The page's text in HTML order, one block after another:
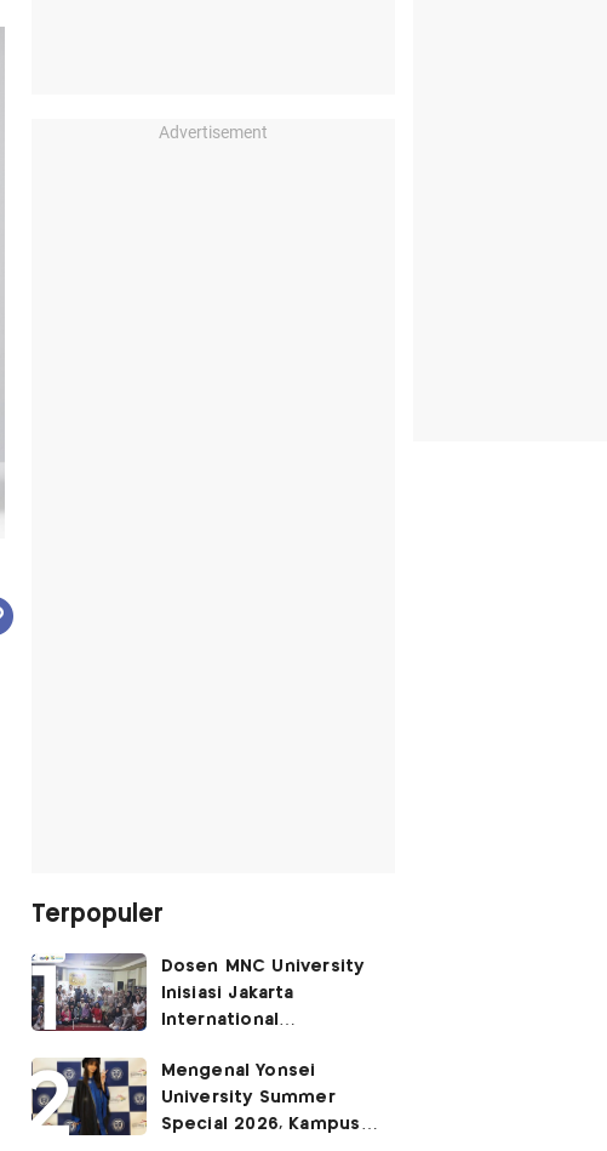
Advertisement
Terpopuler
Dosen MNC University
Inisiasi Jakarta
International
Festival 2026, Hidupkan
Ruang Kota Melalui Seni
Pertunjukan
Mengenal Yonsei
University Summer
Special 2026, Kampus